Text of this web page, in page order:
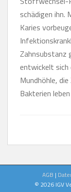
schädigen ihn.
Karies
Zahnsubstanz
entwickelt sich
Mundhöhle,
Bakterien
AGB |
© 2026 IGV